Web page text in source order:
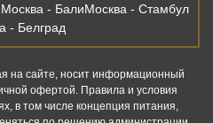
Москва - БалиМосква - Стамбул
- Белград
на сайте, носит информационный
офертой. Правила и условия
в том числе концепция питания,